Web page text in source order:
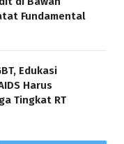
Fundamental
Edukasi
Harus
Tingkat RT